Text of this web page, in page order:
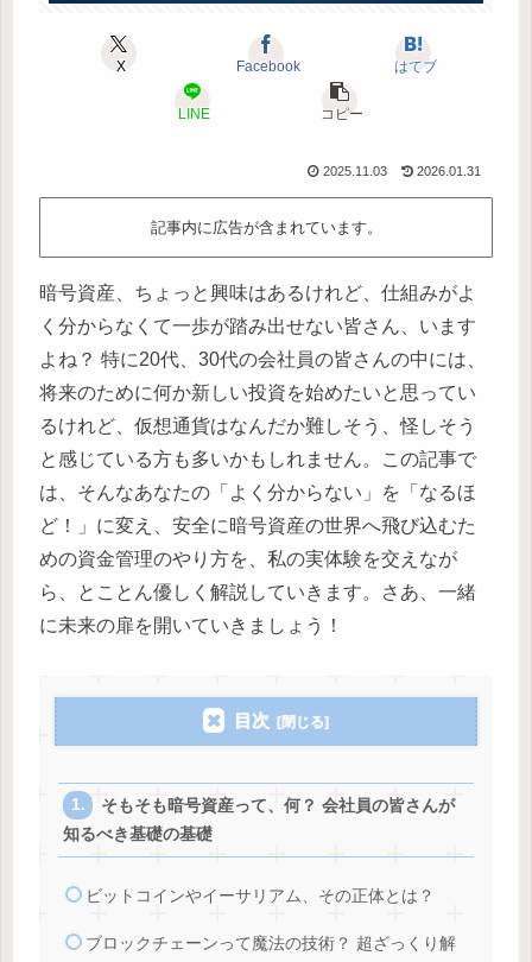
X Facebook はてブ
LINE コピー
2025.11.03 2026.01.31
記事内に広告が含まれています。
暗号資産、ちょっと興味はあるけれど、仕組みがよ
く分からなくて一歩が踏み出せない皆さん、います
よね？ 特に20代、30代の会社員の皆さんの中には、
将来のために何か新しい投資を始めたいと思ってい
るけれど、仮想通貨はなんだか難しそう、怪しそう
と感じている方も多いかもしれません。この記事で
は、そんなあなたの「よく分からない」を「なるほ
ど！」に変え、安全に暗号資産の世界へ飛び込むた
めの資金管理のやり方を、私の実体験を交えなが
ら、とことん優しく解説していきます。さあ、一緒
に未来の扉を開いていきましょう！
目次
そもそも暗号資産って、何？ 会社員の皆さんが
知るべき基礎の基礎
ビットコインやイーサリアム、その正体とは？
ブロックチェーンって魔法の技術？ 超ざっくり解